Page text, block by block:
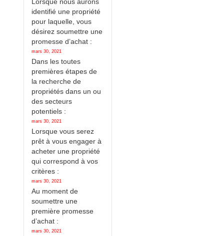
identifié une propriété
pour laquelle, vous
désirez soumettre une
promesse d’achat :
mars 30, 2021
Dans les toutes
premières étapes de
la recherche de
propriétés dans un ou
des secteurs
potentiels :
mars 30, 2021
Lorsque vous serez
prêt à vous engager à
acheter une propriété
qui correspond à vos
critères :
mars 30, 2021
Au moment de
soumettre une
première promesse
d’achat :
mars 30, 2021